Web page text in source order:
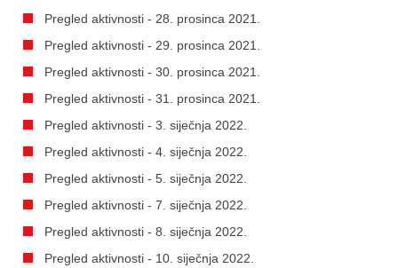
Pregled aktivnosti - 28. prosinca 2021.
Pregled aktivnosti - 29. prosinca 2021.
Pregled aktivnosti - 30. prosinca 2021.
Pregled aktivnosti - 31. prosinca 2021.
Pregled aktivnosti - 3. siječnja 2022.
Pregled aktivnosti - 4. siječnja 2022.
Pregled aktivnosti - 5. siječnja 2022.
Pregled aktivnosti - 7. siječnja 2022.
Pregled aktivnosti - 8. siječnja 2022.
Pregled aktivnosti - 10. siječnja 2022.